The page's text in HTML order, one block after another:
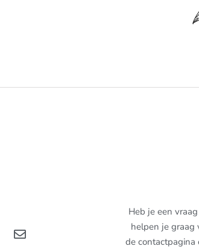
Heb je een
helpen je graag
de contactpagina